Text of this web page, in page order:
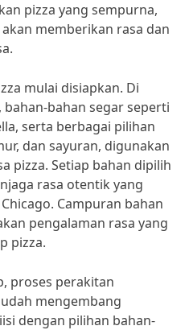
pizza yang sempurna,
memberikan rasa dan
mulai disiapkan. Di
bahan-bahan segar seperti
serta berbagai pilihan
dan sayuran, digunakan
pizza. Setiap bahan dipilih
rasa otentik yang
Campuran bahan
pengalaman rasa yang
pizza.
proses perakitan
mengembang
dengan pilihan bahan-